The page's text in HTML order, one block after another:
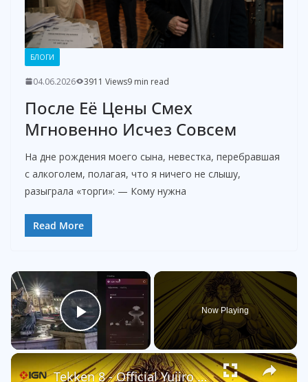
БЛОГИ
04.06.2026 3911 Views9 min read
После Её Цены Смех
Мгновенно Исчез Совсем
На дне рождения моего сына, невестка, перебравшая
с алкоголем, полагая, что я ничего не слышу,
разыграла «торги»: — Кому нужна
Read More
×
Play Video
Now Playing
×
Tekken 8 - Official Yujiro Hanma Announcement Trailer